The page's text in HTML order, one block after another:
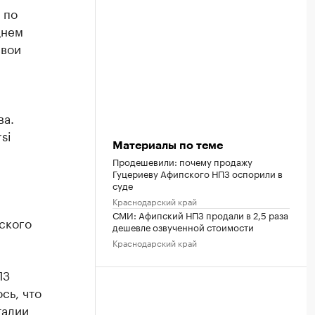
что
Материалы по теме
Продешевили: почему продажу
Гуцериеву Афипского НПЗ оспорили в
суде
Краснодарский край
СМИ: Афипский НПЗ продали в 2,5 раза
дешевле озвученной стоимости
Краснодарский край